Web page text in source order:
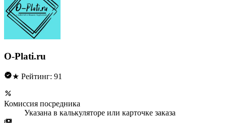
O-Plati.ru
★ Рейтинг: 91
Комиссия посредника
Указана в калькуляторе или карточке заказа